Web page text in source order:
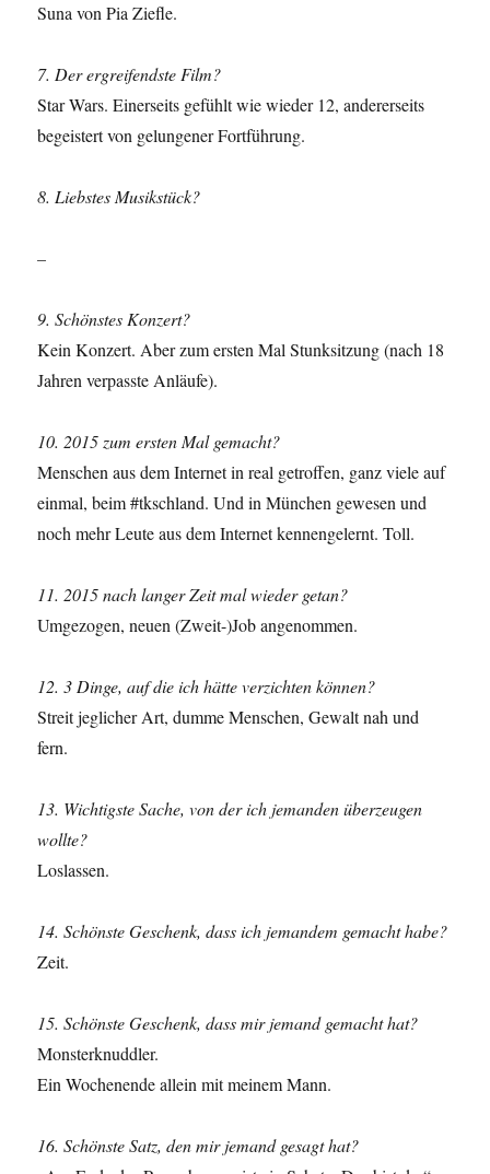
Suna von Pia Ziefle.
7. Der ergreifendste Film?
Star Wars. Einerseits gefühlt wie wieder 12, andererseits
begeistert von gelungener Fortführung.
8. Liebstes Musikstück?
–
9. Schönstes Konzert?
Kein Konzert. Aber zum ersten Mal Stunksitzung (nach 18
Jahren verpasste Anläufe).
10. 2015 zum ersten Mal gemacht?
Menschen aus dem Internet in real getroffen, ganz viele auf
einmal, beim #tkschland. Und in München gewesen und
noch mehr Leute aus dem Internet kennengelernt. Toll.
11. 2015 nach langer Zeit mal wieder getan?
Umgezogen, neuen (Zweit-)Job angenommen.
12. 3 Dinge, auf die ich hätte verzichten können?
Streit jeglicher Art, dumme Menschen, Gewalt nah und
fern.
13. Wichtigste Sache, von der ich jemanden überzeugen
wollte?
Loslassen.
14. Schönste Geschenk, dass ich jemandem gemacht habe?
Zeit.
15. Schönste Geschenk, dass mir jemand gemacht hat?
Monsterknuddler.
Ein Wochenende allein mit meinem Mann.
16. Schönste Satz, den mir jemand gesagt hat?